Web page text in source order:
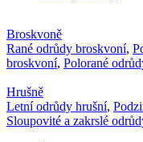
Broskvoně
Rané odrůdy broskvoní,
broskvoní, Polorané
Hrušně
Letní odrůdy hrušní,
Sloupovité a zakrslé